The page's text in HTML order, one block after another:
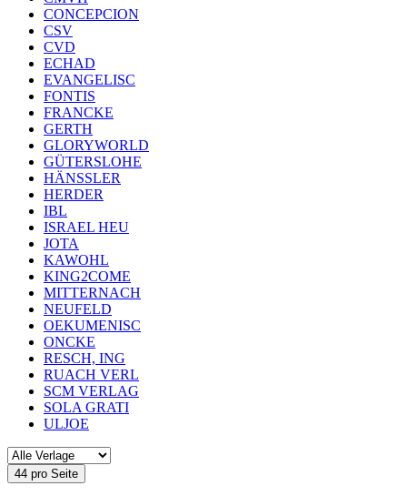
CONCEPCION
CSV
CVD
ECHAD
EVANGELISC
FONTIS
FRANCKE
GERTH
GLORYWORLD
GÜTERSLOHE
HÄNSSLER
HERDER
IBL
ISRAEL HEU
JOTA
KAWOHL
KING2COME
MITTERNACH
NEUFELD
OEKUMENISC
ONCKE
RESCH, ING
RUACH VERL
SCM VERLAG
SOLA GRATI
ULJOE
44 pro Seite